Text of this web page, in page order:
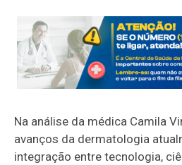
Na análise da médica Camila
avanços da dermatologia
integração entre tecnologia,